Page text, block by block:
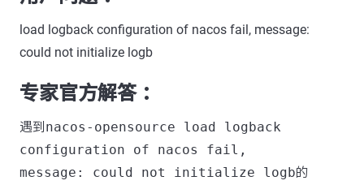
load logback configuration of nacos fail, message:
could not initialize logb
专家官方解答 ：
遇到 nacos-opensource load logback
configuration of nacos fail,
message: could not initialize logb的